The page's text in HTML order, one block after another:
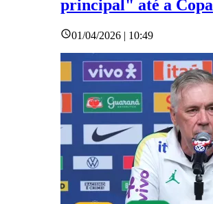
principal" até a Copa
01/04/2026 | 10:49